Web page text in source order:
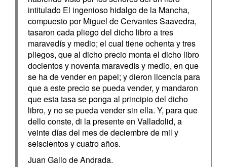
intitulado El ingenioso hidalgo de la Mancha,
compuesto por Miguel de Cervantes Saavedra,
tasaron cada pliego del dicho libro a tres
maravedís y medio; el cual tiene ochenta y tres
pliegos, que al dicho precio monta el dicho libro
docientos y noventa maravedís y medio, en que
se ha de vender en papel; y dieron licencia para
que a este precio se pueda vender, y mandaron
que esta tasa se ponga al principio del dicho
libro, y no se pueda vender sin ella. Y, para que
dello conste, di la presente en Valladolid, a
veinte días del mes de deciembre de mil y
seiscientos y cuatro años.
Juan Gallo de Andrada.